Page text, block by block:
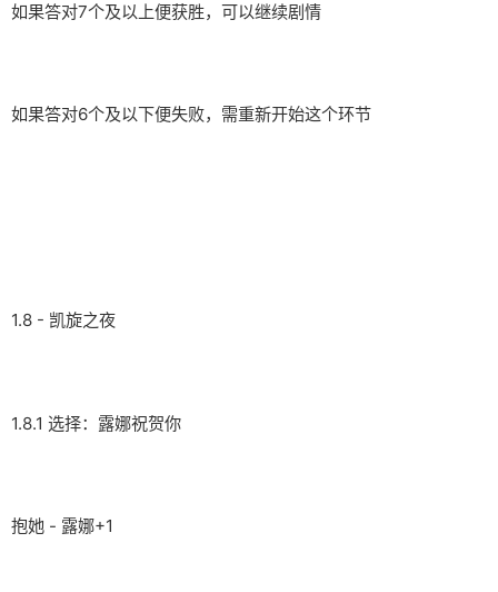
如果答对7个及以上便获胜，可以继续剧情
如果答对6个及以下便失败，需重新开始这个环节
1.8 - 凯旋之夜
1.8.1 选择：露娜祝贺你
抱她 - 露娜+1